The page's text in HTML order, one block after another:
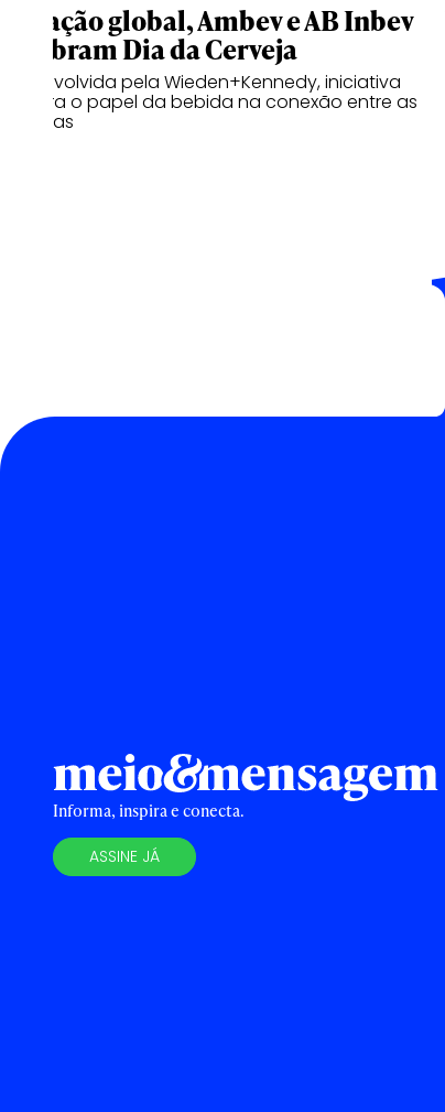
Em ação global, Ambev e AB Inbev
celebram Dia da Cerveja
Desenvolvida pela Wieden+Kennedy, iniciativa
celebra o papel da bebida na conexão entre as
pessoas
Informa, inspira e conecta.
ASSINE JÁ